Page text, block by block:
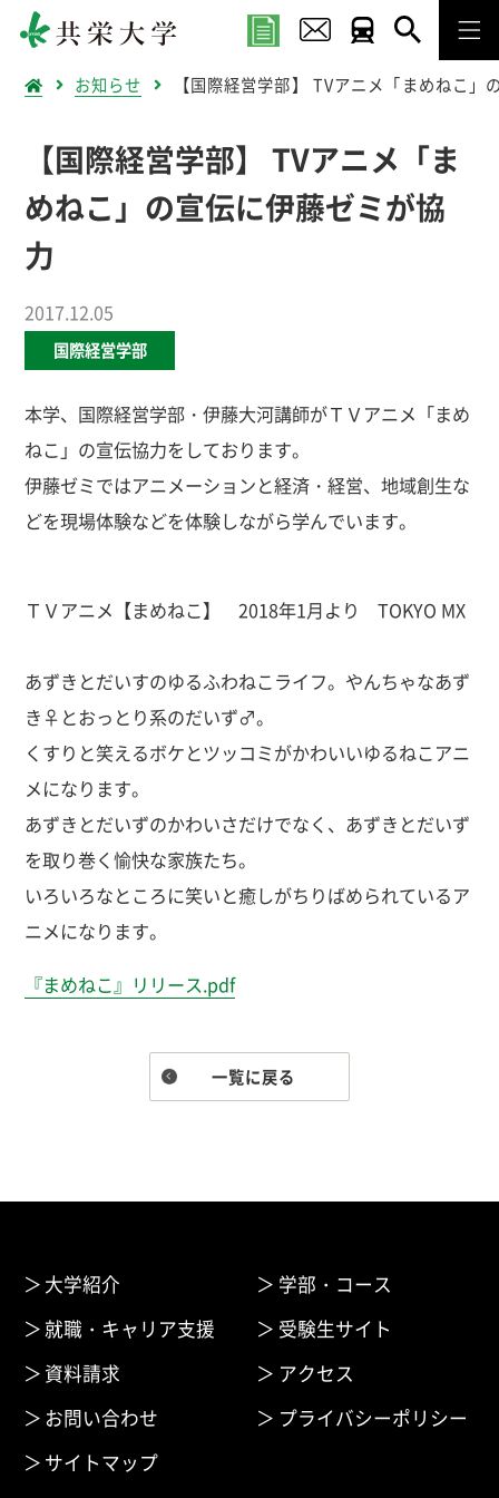
お知らせ 【国際経営学部】 TVアニメ「まめねこ」
【国際経営学部】 TVアニメ「ま
めねこ」の宣伝に伊藤ゼミが協
力
2017.12.05
国際経営学部
本学、国際経営学部・伊藤大河講師がＴＶアニメ「まめ
ねこ」の宣伝協力をしております。
伊藤ゼミではアニメーションと経済・経営、地域創生な
どを現場体験などを体験しながら学んでいます。
ＴＶアニメ【まめねこ】 2018年1月より TOKYO MX
あずきとだいすのゆるふわねこライフ。やんちゃなあず
き♀とおっとり系のだいず♂。
くすりと笑えるボケとツッコミがかわいいゆるねこアニ
メになります。
あずきとだいずのかわいさだけでなく、あずきとだいず
を取り巻く愉快な家族たち。
いろいろなところに笑いと癒しがちりばめられているア
ニメになります。
『まめねこ』リリース.pdf
一覧に戻る
大学紹介
学部・コース
就職・キャリア支援
受験生サイト
資料請求
アクセス
お問い合わせ
プライバシーポリシー
サイトマップ